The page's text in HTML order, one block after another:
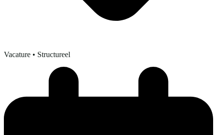
Vacature • Structureel